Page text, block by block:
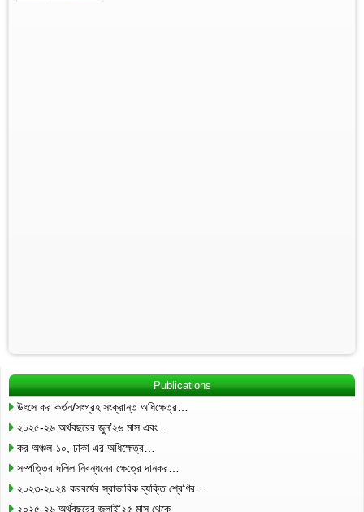
Publications
উৎসে কর কর্তন/সংগ্রহ সংক্রান্ত অধিক্ষেত্র…
২০২৫-২৬ অর্থবছরের জুন’২৬ মাস এবং…
কর অঞ্চল-১০, ঢাকা এর অধিক্ষেত্র…
সম্পত্তির দলিল নিবন্ধনের ক্ষেত্রে দানকর…
২০২৩-২০২৪ করবর্ষের স্বাভাবিক ব্যক্তি শ্রেণির…
২০২৫-২৬ অর্থবছরের জুলাই’২৫ মাস থেকে…